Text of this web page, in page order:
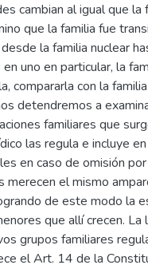
cambian al igual que la
que la familia fue
la familia nuclear
uno en particular, la
compararla con la
detendremos a
familiares que
las regula e incluye
en caso de omisión
merecen el mismo
de este modo la
que allí crecen. La
grupos familiares
el Art. 14 de la